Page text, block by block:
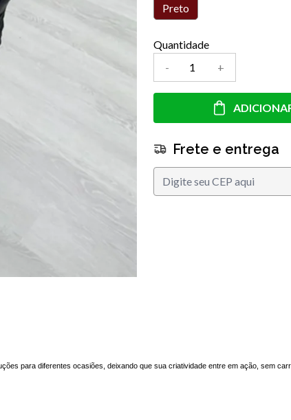
Preto
Quantidade
-
+
Frete e entrega
para diferentes ocasiões, deixando que sua criatividade entre em ação, sem